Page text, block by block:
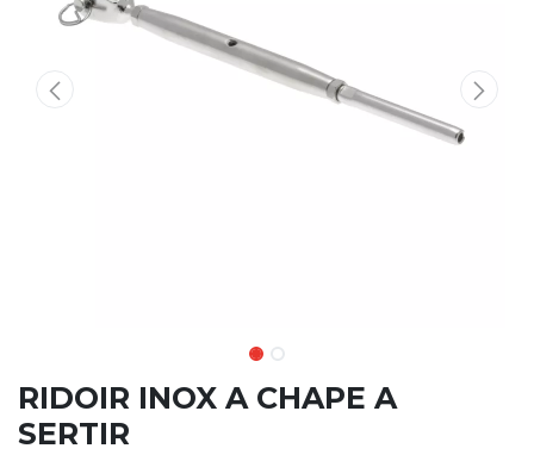
RIDOIR INOX A CHAPE A
SERTIR